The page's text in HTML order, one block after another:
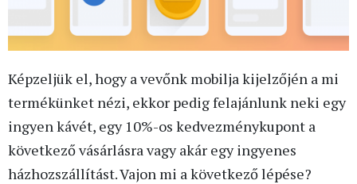
Képzeljük el, hogy a vevőnk mobilja kijelzőjén a mi
termékünket nézi, ekkor pedig felajánlunk neki egy
ingyen kávét, egy 10%-os kedvezménykupont a
következő vásárlásra vagy akár egy ingyenes
házhozszállítást. Vajon mi a következő lépése?